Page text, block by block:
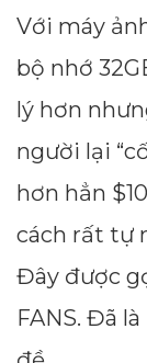
Với máy
bộ nhớ
lý hơn
người lại
hơn hẳn
cách rất tự
Đây được
FANS. Đã